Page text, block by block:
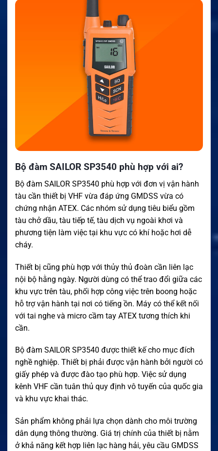
Bộ đàm SAILOR SP3540 phù hợp với ai?
Bộ đàm SAILOR SP3540 phù hợp với đơn vị vận hành
tàu cần thiết bị VHF vừa đáp ứng GMDSS vừa có
chứng nhận ATEX. Các nhóm sử dụng tiêu biểu gồm
tàu chở dầu, tàu tiếp tế, tàu dịch vụ ngoài khơi và
phương tiện làm việc tại khu vực có khí hoặc hơi dễ
cháy.
Thiết bị cũng phù hợp với thủy thủ đoàn cần liên lạc
nội bộ hằng ngày. Người dùng có thể trao đổi giữa các
khu vực trên tàu, phối hợp công việc trên boong hoặc
hỗ trợ vận hành tại nơi có tiếng ồn. Máy có thể kết nối
với tai nghe và micro cầm tay ATEX tương thích khi
cần.
Bộ đàm SAILOR SP3540 được thiết kế cho mục đích
nghề nghiệp. Thiết bị phải được vận hành bởi người có
giấy phép và được đào tạo phù hợp. Việc sử dụng
kênh VHF cần tuân thủ quy định vô tuyến của quốc gia
và khu vực khai thác.
Sản phẩm không phải lựa chọn dành cho môi trường
dân dụng thông thường. Giá trị chính của thiết bị nằm
ở khả năng kết hợp liên lạc hàng hải, yêu cầu GMDSS